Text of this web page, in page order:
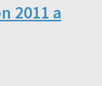
2011 a